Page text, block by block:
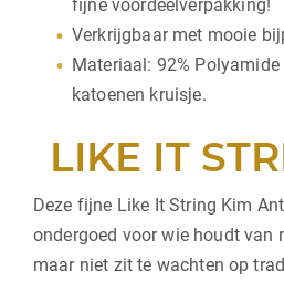
fijne voordeelverpakking!
Verkrijgbaar met mooie
Materiaal: 92% Polyamide
katoenen kruisje.
LIKE IT
Deze fijne Like It String Kim
ondergoed voor wie houdt van
maar niet zit te wachten op